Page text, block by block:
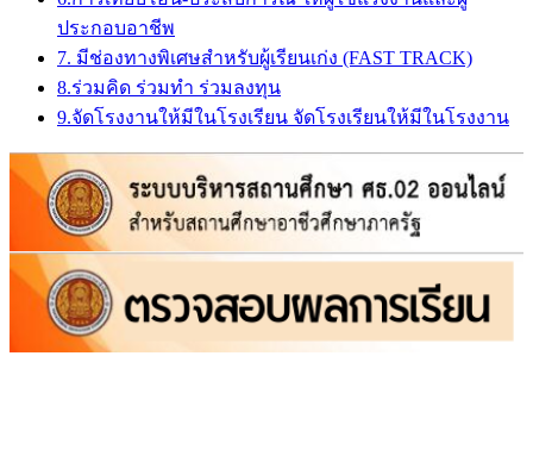
ประกอบอาชีพ
7. มีช่องทางพิเศษสำหรับผู้เรียนเก่ง (FAST TRACK)
8.ร่วมคิด ร่วมทำ ร่วมลงทุน
9.จัดโรงงานให้มีในโรงเรียน จัดโรงเรียนให้มีในโรงงาน